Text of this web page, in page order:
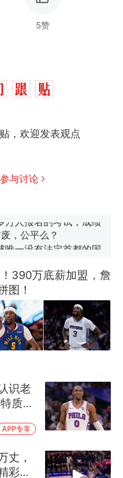
5赞
，欢迎发表观点
与讨论
唯一没有法定首都的国
国名，总统就邀请中
还曾两次到中国寻根
才肯搬上楼！女子傻眼
要一枚命中就能让航
-6J实力有多强？
时开着反而更省电？
回应
车卖不动，40万以上
废，公平么？
390万底薪加盟，詹
图！
识老
质就
APP专享
丈，
彩十